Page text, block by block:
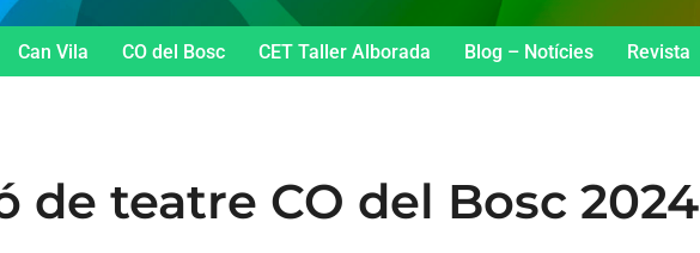
Can Vila CO del Bosc CET Taller Alborada Blog – Notícies Revista
de teatre CO del Bosc 2024